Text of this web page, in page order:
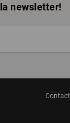
newsletter!
Contact